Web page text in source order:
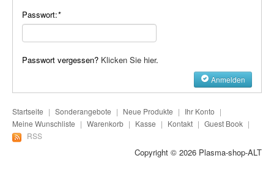
Versandkosten
Zubehör
Passwort:*
Passwort vergessen? Klicken Sie hier.
Anmelden
Startseite | Sonderangebote | Neue Produkte | Ihr Konto |
Meine Wunschliste | Warenkorb | Kasse | Kontakt | Guest Book |
RSS
Copyright © 2026 Plasma-shop-ALT